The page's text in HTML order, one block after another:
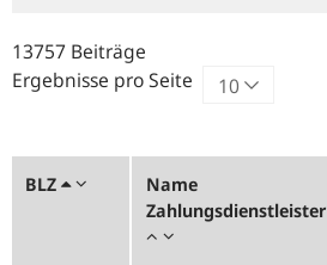
13757 Beiträge
Ergebnisse pro Seite
BLZ
Name
Zahlungsdienstleister